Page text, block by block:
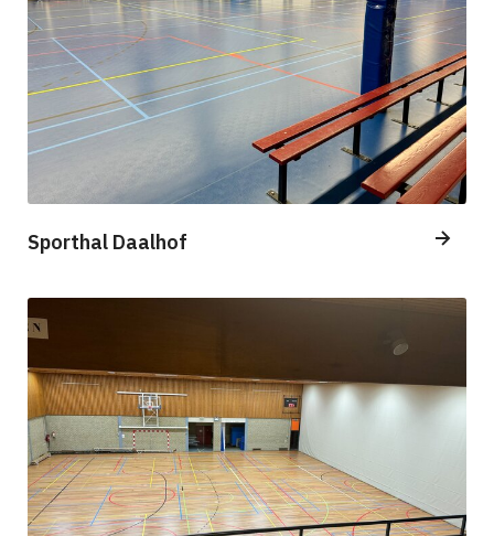
Sporthal Daalhof